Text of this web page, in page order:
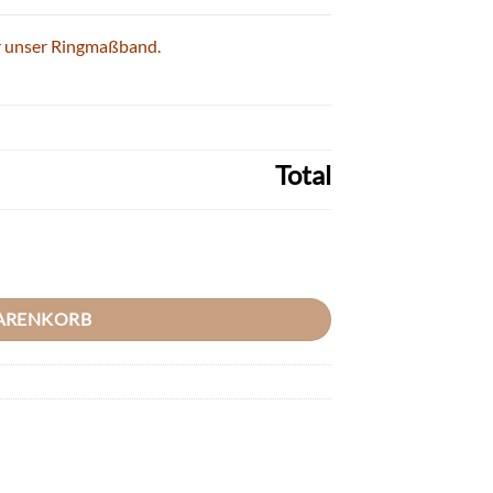
unser Ringmaßband.
Total